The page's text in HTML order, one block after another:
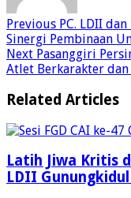
Previous PC. LDII
Sinergi Pembinaan
Next Pasanggiri
Atlet Berkarakter
Related Articles
Latih Jiwa Kritis
LDII